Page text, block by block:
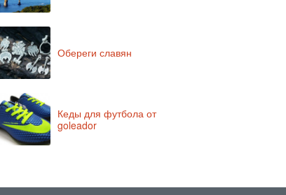
Обереги славян
Кеды для футбола от
goleador